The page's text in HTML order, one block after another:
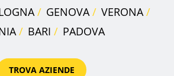
GENOVA
VERONA
BARI PADOVA
TROVA AZIENDE